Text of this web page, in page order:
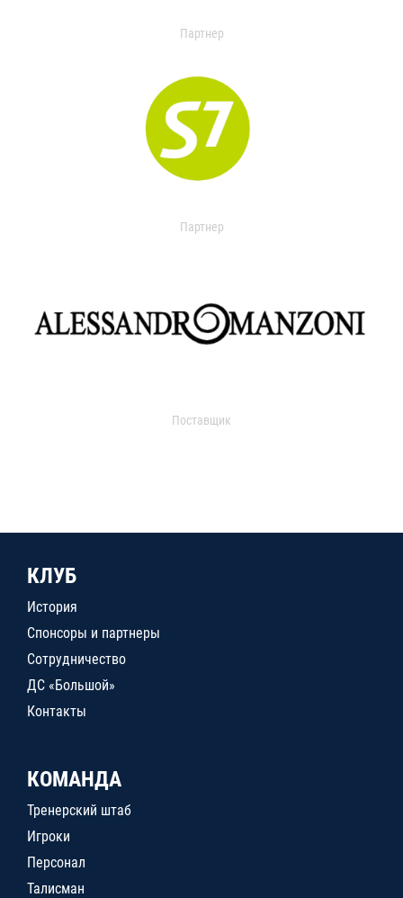
Партнер
Партнер
Поставщик
КЛУБ
История
Спонсоры и партнеры
Сотрудничество
ДС «Большой»
Контакты
КОМАНДА
Тренерский штаб
Игроки
Персонал
Талисман